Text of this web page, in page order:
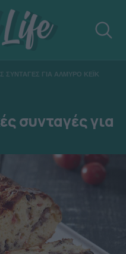
ΣΥΝΤΑΓΕΣ ΓΙΑ ΑΛΜΥΡΟ ΚΕΪΚ
συνταγές για